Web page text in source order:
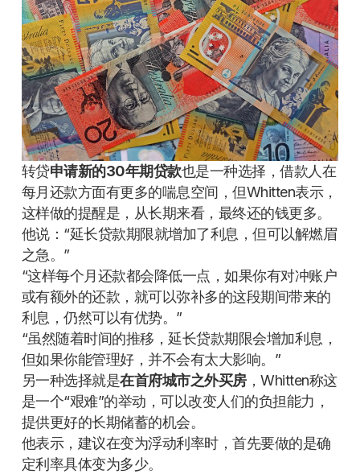
转贷申请新的30年期贷款也是一种选择，借款人在
每月还款方面有更多的喘息空间，但Whitten表示，
这样做的提醒是，从长期来看，最终还的钱更多。
他说：“延长贷款期限就增加了利息，但可以解燃眉
之急。”
“这样每个月还款都会降低一点，如果你有对冲账户
或有额外的还款，就可以弥补多的这段期间带来的
利息，仍然可以有优势。”
“虽然随着时间的推移，延长贷款期限会增加利息，
但如果你能管理好，并不会有太大影响。”
另一种选择就是在首府城市之外买房，Whitten称这
是一个“艰难”的举动，可以改变人们的负担能力，
提供更好的长期储蓄的机会。
他表示，建议在变为浮动利率时，首先要做的是确
定利率具体变为多少。